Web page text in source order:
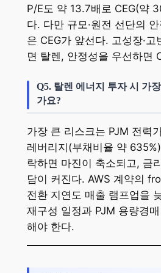
P/E도 약 13.7배로 CEG(약
다. 다만 규모·원전 선단의
은 CEG가 앞선다. 고성장·
면 탈렌, 안정성을 우선하면
Q5. 탈렌 에너지 투자 시 가
가요?
가장 큰 리스크는 PJM 전력
레버리지(부채비율 약
락하면 마진이 축소되고, 금
담이 커진다. AWS 계약의
전환 지연도 매출 램프업을
재구성 일정과 PJM 용량경
해야 한다.